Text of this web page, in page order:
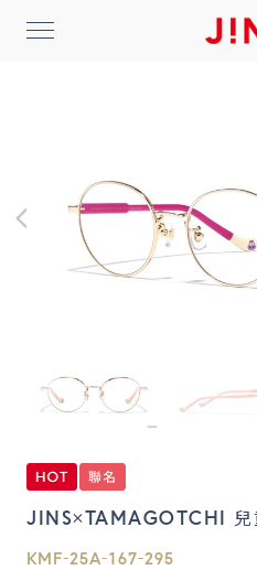
登入/註冊 門市
最新消息
Collection
Online Shop
鏡片說明
JINS×TAMAGOTCHI 兒
KMF-25A-167-295